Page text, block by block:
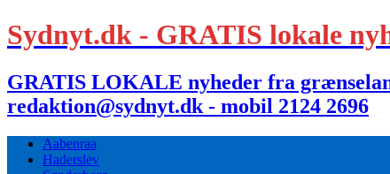
Sydnyt.dk - GRATIS lokale
GRATIS LOKALE nyheder fra
redaktion@sydnyt.dk - mobil 2124 2696
Aabenraa
Haderslev